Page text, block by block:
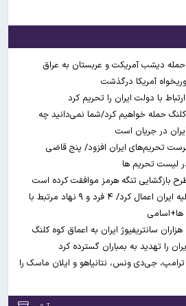
آمریکا درگذشت
حمله خواهیم کرد/شما نمی‌دانید چه
در جریان است
فرد را به فهرست تحریم‌های ایران افزود/ پنج قاضی
لیست تحریم ها
طرح بازگشایی تنگه هرمز موافقت کرده است
آمریکا تحریم‌های جدیدی علیه ایران اعمال کرد/ ۴ فرد و ۹ نهاد مرتبط با
هزاران سانتریفیوژ ایران به اعماق کوه کلنگ
را تهدید به بمباران گسترده کرد
جی‌دی ونس، نتانیاهو و ایلان ماسک را